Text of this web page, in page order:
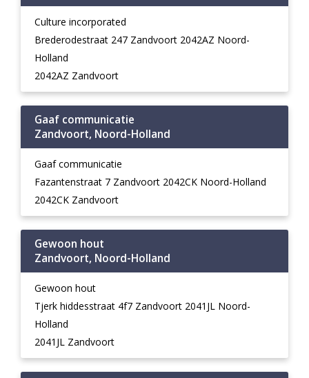
Culture incorporated
Brederodestraat 247 Zandvoort 2042AZ Noord-
Holland
2042AZ Zandvoort
Gaaf communicatie
Zandvoort, Noord-Holland
Gaaf communicatie
Fazantenstraat 7 Zandvoort 2042CK Noord-Holland
2042CK Zandvoort
Gewoon hout
Zandvoort, Noord-Holland
Gewoon hout
Tjerk hiddesstraat 4f7 Zandvoort 2041JL Noord-
Holland
2041JL Zandvoort